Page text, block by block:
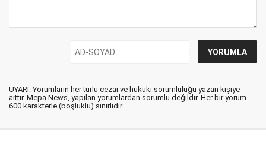
UYARI: Yorumların her türlü cezai ve hukuki sorumluluğu yazan kişiye
aittir. Mepa News, yapılan yorumlardan sorumlu değildir. Her bir yorum
600 karakterle (boşluklu) sınırlıdır.